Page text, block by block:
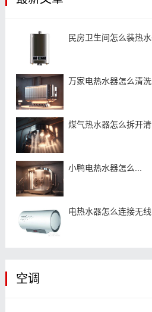
民房卫生间怎么装热水
万家电热水器怎么清洗
煤气热水器怎么拆开清
小鸭电热水器怎么...
电热水器怎么连接无线
空调